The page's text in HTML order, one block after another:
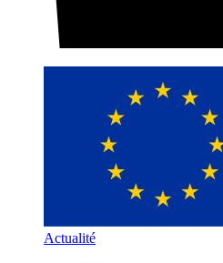
Actualité